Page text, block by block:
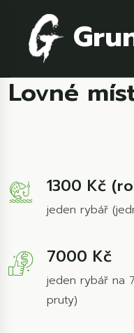
Lovné
1300 Kč
jeden rybář
7000 Kč
jeden rybář na
pruty)